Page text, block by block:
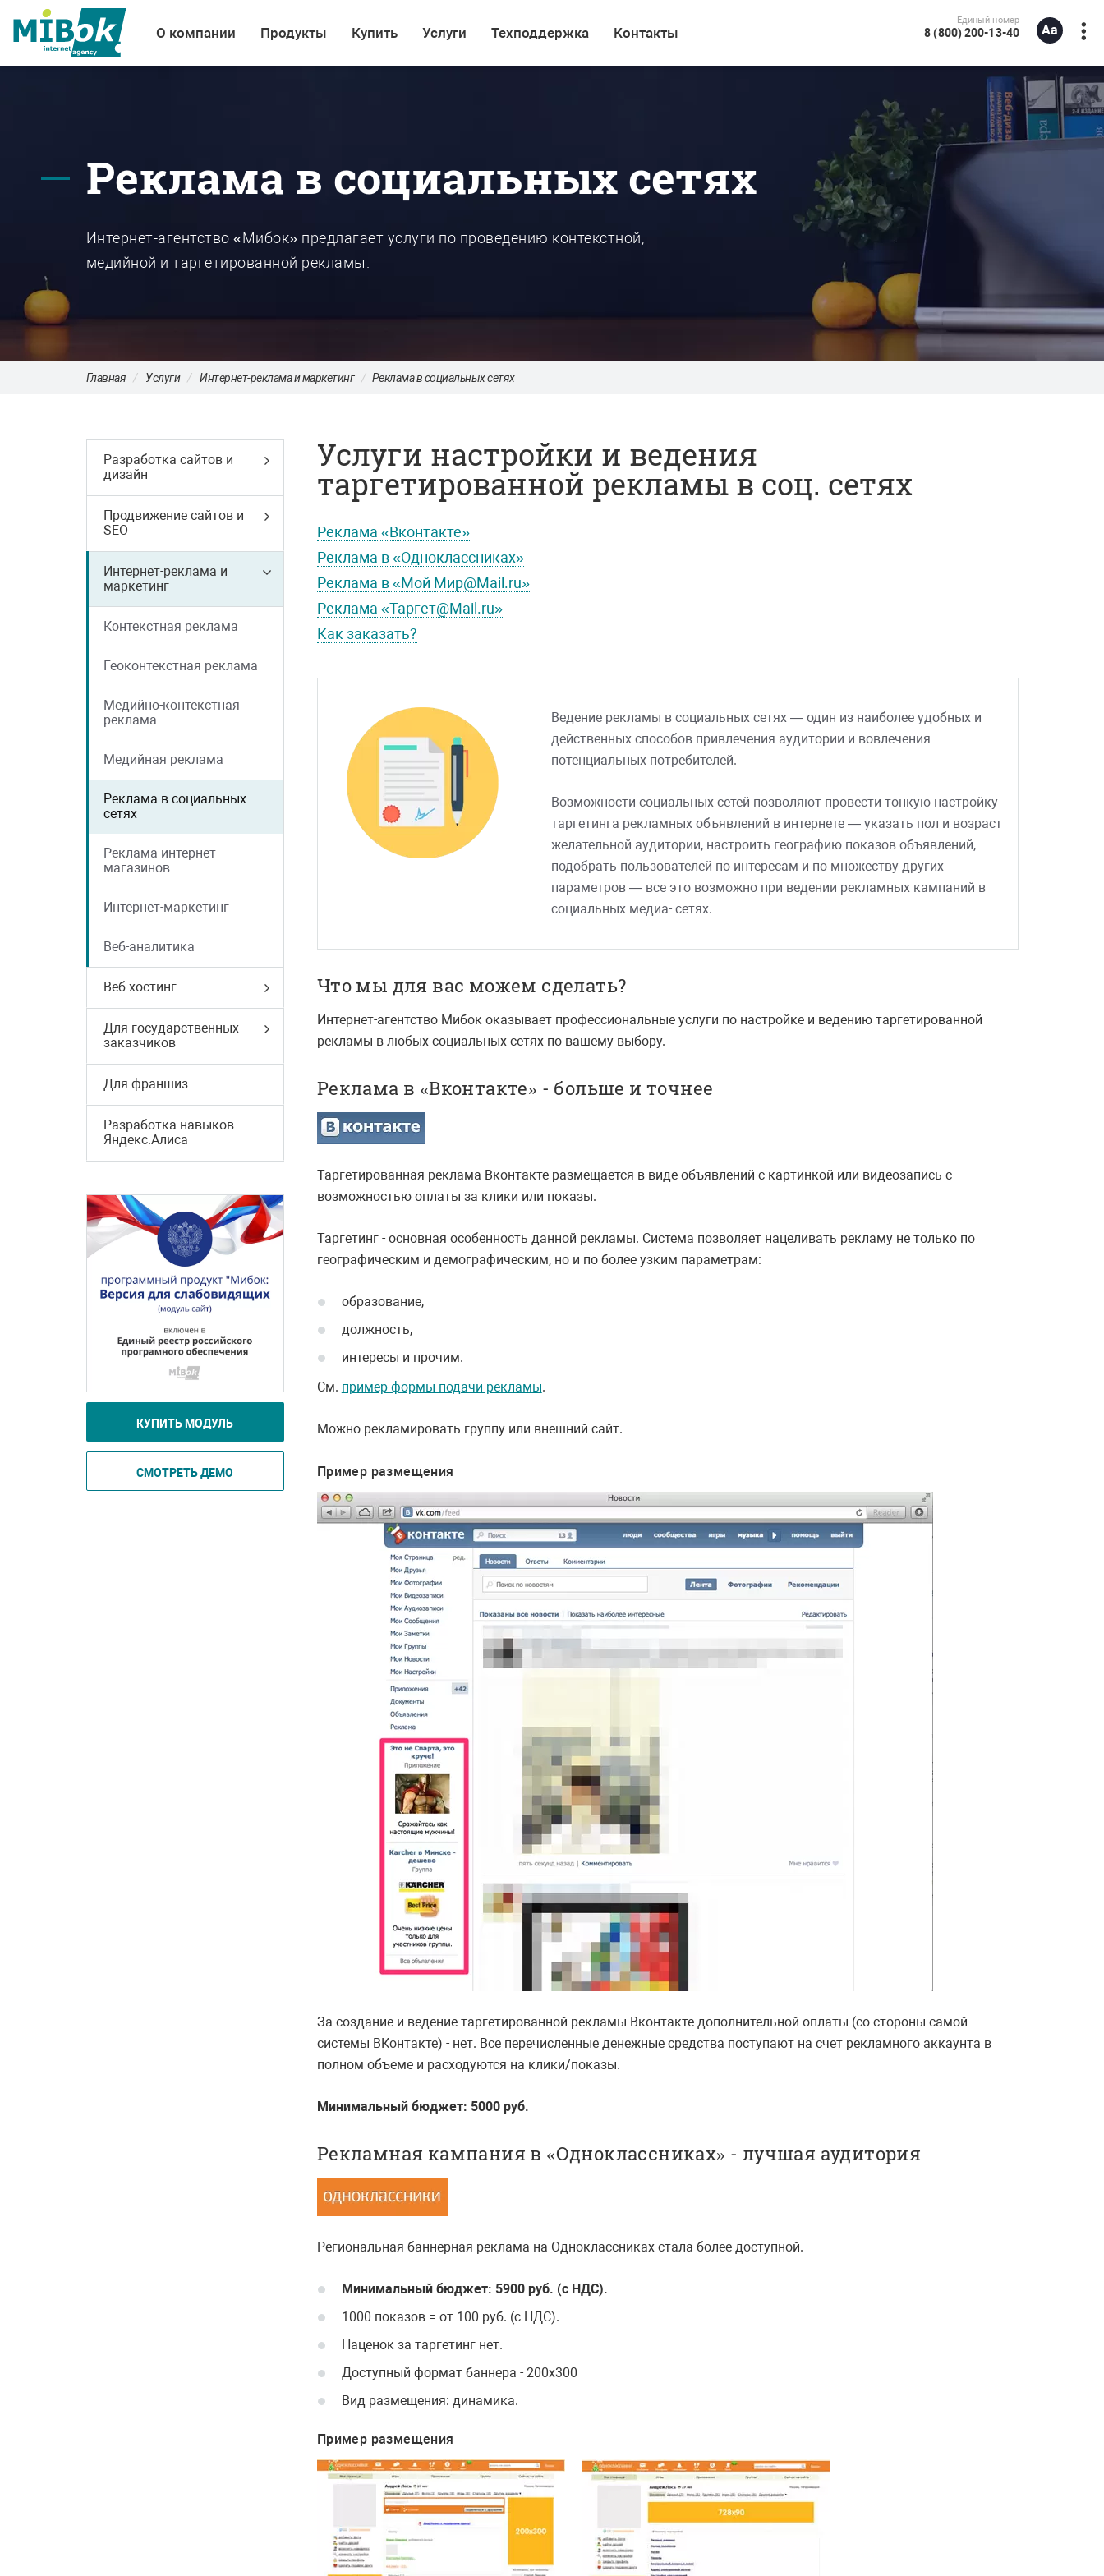
Единый номер
8 (800) 200-13-40
О компании Продукты Купить Услуги Техподдержка Контакты
Реклама в социальных сетях
Интернет-агентство «Мибок» предлагает услуги по проведению контекстной,
медийной и таргетированной рекламы.
Главная Услуги Интернет-реклама и маркетинг Реклама в социальных сетях
Разработка сайтов и
дизайн
Продвижение сайтов и
SEO
Интернет-реклама и
маркетинг
Контекстная реклама
Геоконтекстная реклама
Медийно-контекстная
реклама
Медийная реклама
Реклама в социальных
сетях
Реклама интернет-
магазинов
Интернет-маркетинг
Веб-аналитика
Веб-хостинг
Для государственных
заказчиков
Для франшиз
Разработка навыков
Яндекс.Алиса
КУПИТЬ МОДУЛЬ
СМОТРЕТЬ ДЕМО
Услуги настройки и ведения
таргетированной рекламы в соц. сетях
Реклама «Вконтакте»
Реклама в «Одноклассниках»
Реклама в «Мой Мир@Mail.ru»
Реклама «Таргет@Mail.ru»
Как заказать?
Ведение рекламы в социальных сетях — один из наиболее удобных и
действенных способов привлечения аудитории и вовлечения
потенциальных потребителей.
Возможности социальных сетей позволяют провести тонкую настройку
таргетинга рекламных объявлений в интернете — указать пол и возраст
желательной аудитории, настроить географию показов объявлений,
подобрать пользователей по интересам и по множеству других
параметров — все это возможно при ведении рекламных кампаний в
социальных медиа- сетях.
Что мы для вас можем сделать?
Интернет-агентство Мибок оказывает профессиональные услуги по настройке и ведению таргетированной
рекламы в любых социальных сетях по вашему выбору.
Реклама в «Вконтакте» - больше и точнее
Таргетированная реклама Вконтакте размещается в виде объявлений с картинкой или видеозапись с
возможностью оплаты за клики или показы.
Таргетинг - основная особенность данной рекламы. Система позволяет нацеливать рекламу не только по
географическим и демографическим, но и по более узким параметрам:
образование,
должность,
интересы и прочим.
См. пример формы подачи рекламы.
Можно рекламировать группу или внешний сайт.
Пример размещения
За создание и ведение таргетированной рекламы Вконтакте дополнительной оплаты (со стороны самой
системы ВКонтакте) - нет. Все перечисленные денежные средства поступают на счет рекламного аккаунта в
полном объеме и расходуются на клики/показы.
Минимальный бюджет: 5000 руб.
Рекламная кампания в «Одноклассниках» - лучшая аудитория
Региональная баннерная реклама на Одноклассниках стала более доступной.
Минимальный бюджет: 5900 руб. (с НДС).
1000 показов = от 100 руб. (с НДС).
Наценок за таргетинг нет.
Доступный формат баннера - 200х300
Вид размещения: динамика.
Пример размещения